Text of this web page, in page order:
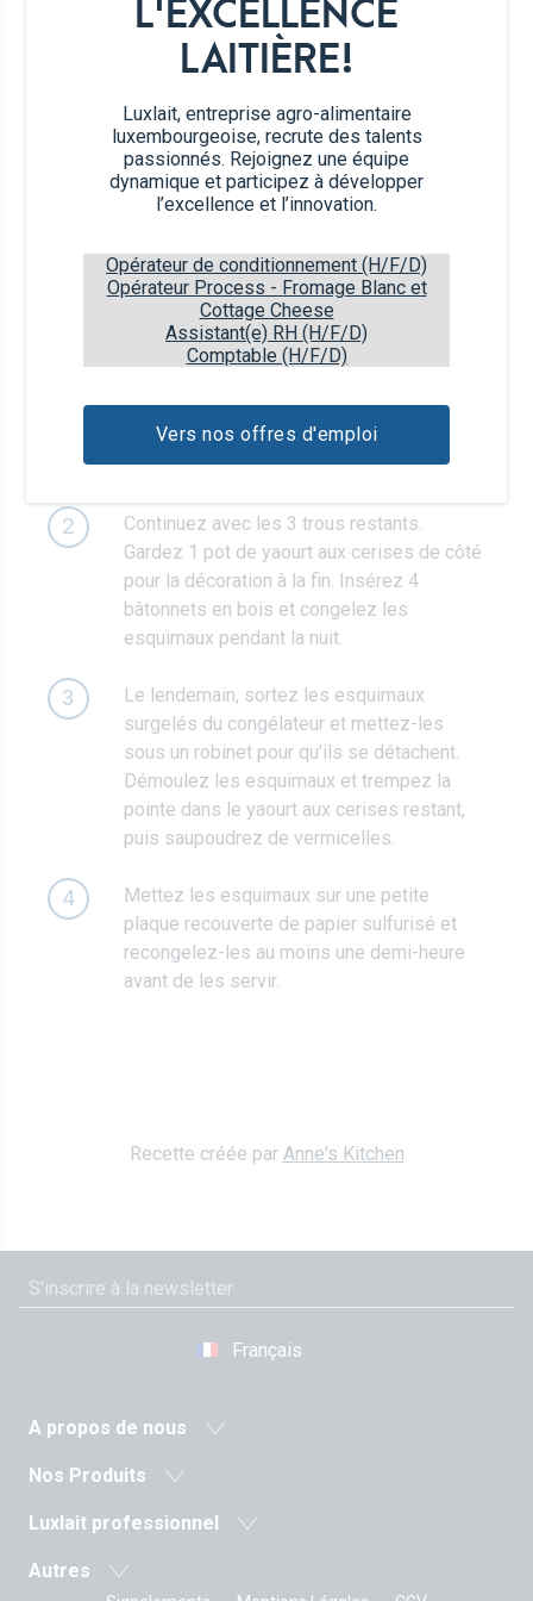
L'EXCELLENCE
LAITIÈRE!
Luxlait, entreprise agro-alimentaire
luxembourgeoise, recrute des talents
passionnés. Rejoignez une équipe
dynamique et participez à développer
l’excellence et l’innovation.
Opérateur de conditionnement (H/F/D)
Opérateur Process - Fromage Blanc et
Cottage Cheese
Assistant(e) RH (H/F/D)
Comptable (H/F/D)
Vers nos offres d'emploi
vermicelles, pour décorer
Étapes de préparation
En utilisant un moule à glace à 4 trous,
placez un couteau au milieu d’un trou pour
qu’il crée une barrière. Mettez quelques
cuillères de yaourt à la cerise d’un côté du
yaourt à la mangue de l’autre côté.
Remplissez tout le moule, puis retirez le
couteau.
2
Continuez avec les 3 trous restants.
Gardez 1 pot de yaourt aux cerises de côté
pour la décoration à la fin. Insérez 4
bâtonnets en bois et congelez les
esquimaux pendant la nuit.
3
Le lendemain, sortez les esquimaux
surgelés du congélateur et mettez-les
sous un robinet pour qu’ils se détachent.
Démoulez les esquimaux et trempez la
pointe dans le yaourt aux cerises restant,
puis saupoudrez de vermicelles.
4
Mettez les esquimaux sur une petite
plaque recouverte de papier sulfurisé et
recongelez-les au moins une demi-heure
avant de les servir.
Recette créée par Anne's Kitchen
Français
A propos de nous
Actualité
Histoire
Valeurs
La Direction
Nos Produits
Laits et boissons lactées
Beurres
Luxlait professionnel
Produits pro
Sur-mesure
Autres